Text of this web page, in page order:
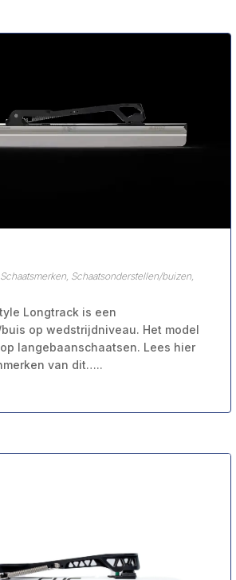
Schaatsmerken Schaatsonderstellen/buizen
Longtrack is een
op wedstrijdniveau. Het model
langebaanschaatsen. Lees hier
van dit…..